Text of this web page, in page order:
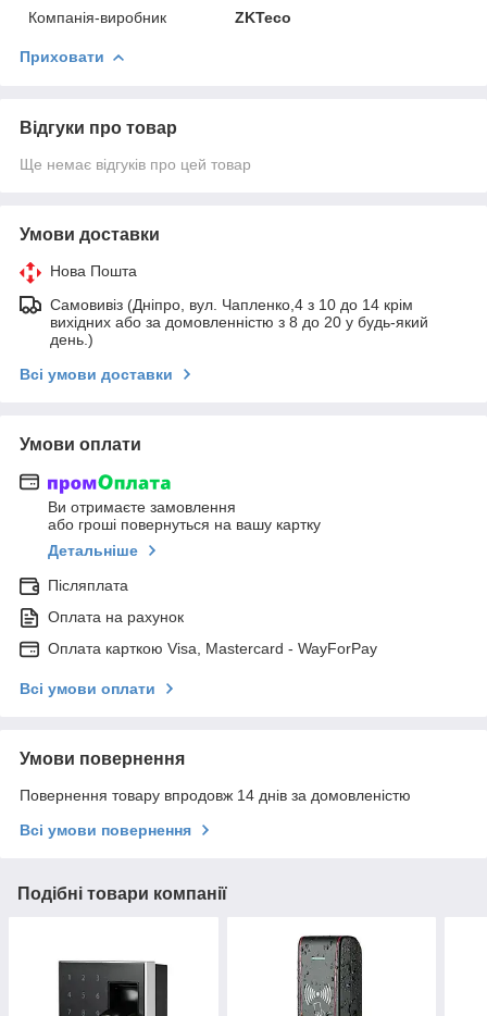
Компанія-виробник ZKTeco
Приховати
Відгуки про товар
Ще немає відгуків про цей товар
Умови доставки
Нова Пошта
Самовивіз (Дніпро, вул. Чапленко,4 з 10 до 14 крім
вихідних або за домовленністю з 8 до 20 у будь-який
день.)
Всі умови доставки
Умови оплати
Ви отримаєте замовлення
або гроші повернуться на вашу картку
Детальніше
Післяплата
Оплата на рахунок
Оплата карткою Visa, Mastercard - WayForPay
Всі умови оплати
Умови повернення
Повернення товару впродовж 14 днів за домовленістю
Всі умови повернення
Подібні товари компанії